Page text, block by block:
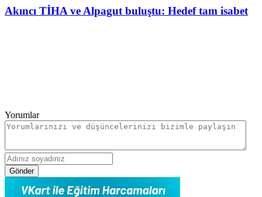
Akıncı TİHA ve Alpagut buluştu: Hedef tam isabet
Yorumlar
Gönder